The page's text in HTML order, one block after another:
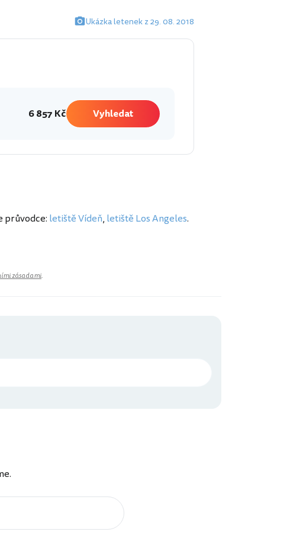
Ukázka letenek z 29. 08. 2018
6 857 Kč Vyhledat
průvodce: letiště Vídeň, letiště Los Angeles.
zásadami.